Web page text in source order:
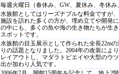
毎週火曜日（春休み、GW、夏休み、冬休み
水族館としてはリーズナブルな料金ですが
施設を訪れた多くの方が、埋め立てや開発
の中にも、多くの魚や海の生き物たちが生
スポットです。
水族館の目玉展示として作られた全長22m
りの話題となりました。2004年の改装によ
レイアウトし、マダラトビエイや大型のウ
出が加わり人気です。